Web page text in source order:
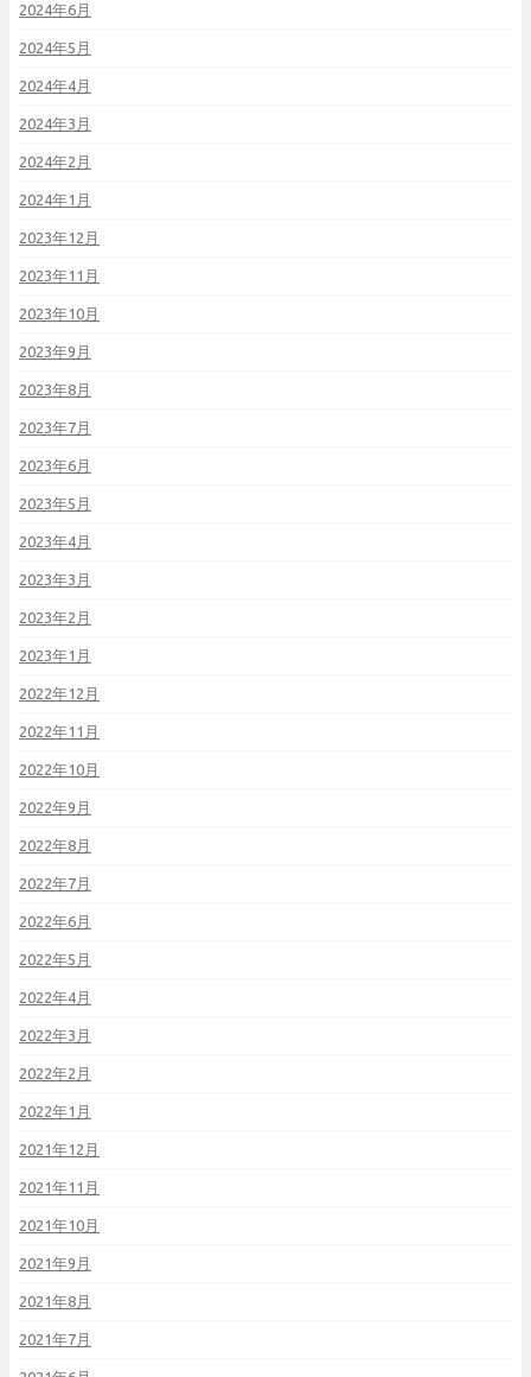
2024年6月
2024年5月
2024年4月
2024年3月
2024年2月
2024年1月
2023年12月
2023年11月
2023年10月
2023年9月
2023年8月
2023年7月
2023年6月
2023年5月
2023年4月
2023年3月
2023年2月
2023年1月
2022年12月
2022年11月
2022年10月
2022年9月
2022年8月
2022年7月
2022年6月
2022年5月
2022年4月
2022年3月
2022年2月
2022年1月
2021年12月
2021年11月
2021年10月
2021年9月
2021年8月
2021年7月